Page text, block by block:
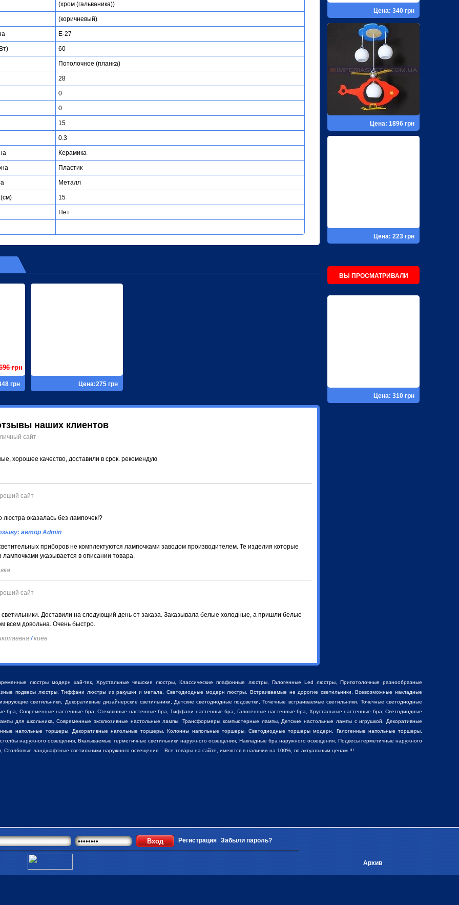
(хром (гальваника))
(коричневый)
E-27
60
Потолочное (планка)
28
0
0
15
0.3
Керамика
Пластик
Металл
15
Нет
грн
грн
Цена:275 грн
наших клиентов
сайт
хорошее качество, доставили в срок. рекомендую
сайт
люстра оказалась без лампочек!?
автор Admin
приборов не комплектуются лампочками заводом производителем. Те изделия которые
лампочками указывается в описании товара.
сайт
светильники. Доставили на следующий день от заказа. Заказывала белые холодные, а пришли белые
всем довольна. Очень быстро.
/киев
Цена: 340 грн
Цена: 1896 грн
Цена: 223 грн
ВЫ ПРОСМАТРИВАЛИ
Цена: 310 грн
люстры модерн хай-тек, Хрустальные чешские люстры,Классические плафонные люстры, Галогенные Led люстры, Припотолочные разнообразные
подвесы люстры,Тиффани люстрыиз ракушки и метала, Светодиодные модерн люстры. Встраиваемые не дорогие светильники, Всевозможные накладные
светильники, Декоративные дизайнерские светильники , Детские светодиодные подсветки, Точечные встраиваемые светильники, Точечные светодиодные
бра, Современные настенные бра, Стеклянные настенные бра, Тиффани настенные бра, Галогенные настенные бра, Хрустальные настенные бра, Светодиодные
для школьника, Современные эксклюзивные настольные лампы, Трансформеры компьютерные лампы, Детские настольные лампы с игрушкой, Декоративные
напольные торшеры, Декоративные напольные торшеры, Колонны напольные торшеры, Светодиодные торшеры модерн, Галогенные напольные торшеры.
наружного освещения, Вкапываемые герметичные светильники наружного освещения, Накладные бра наружного освещения, Подвесы герметичные наружного
Столбовые ландшафтные светильники наружного освещения. Все товары на сайте, имеются в наличии на 100%, по актуальным ценам !!!
Архив
Регистрация Забыли пароль?